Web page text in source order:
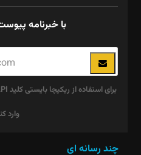
با خبرنامه
وارد
چند رسانه ای